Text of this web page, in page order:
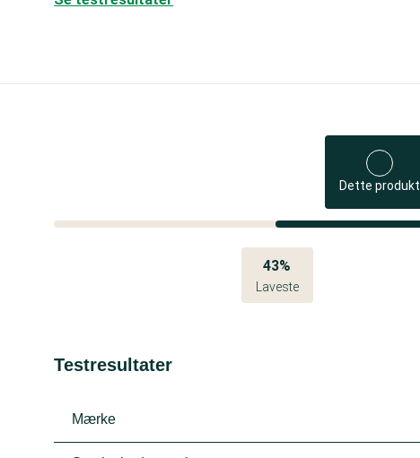
Dette produkt
43%
Laveste
Testresultater
Mærke